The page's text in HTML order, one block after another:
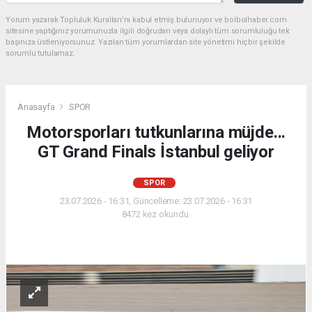
Yorum yazarak Topluluk Kuralları’nı kabul etmiş bulunuyor ve bolbolhaber.com
sitesine yaptığınız yorumunuzla ilgili doğrudan veya dolaylı tüm sorumluluğu tek
başınıza üstleniyorsunuz. Yazılan tüm yorumlardan site yönetimi hiçbir şekilde
sorumlu tutulamaz.
Anasayfa SPOR
Motorsporları tutkunlarına müjde...
GT Grand Finals İstanbul geliyor
SPOR
23.07.2026 - 16:31, Güncelleme: 23.07.2026 - 16:31
8472 kez okundu.